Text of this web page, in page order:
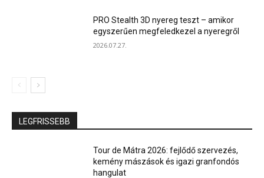
PRO Stealth 3D nyereg teszt – amikor
egyszerűen megfeledkezel a nyeregről
2026.07.27.
LEGFRISSEBB
Tour de Mátra 2026: fejlődő szervezés,
kemény mászások és igazi granfondós
hangulat